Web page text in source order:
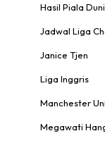
Hasil Piala
Jadwal Liga
Janice Tjen
Liga Inggris
Manchester
Megawati